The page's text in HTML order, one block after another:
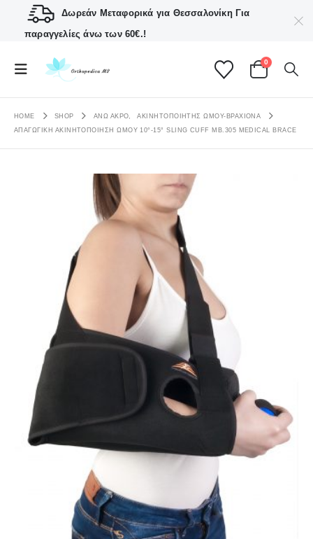
Δωρεάν Μεταφορικά για ΘεσσαλονίκηΓια
παραγγελίες άνω των 60€.!
0
HOME SHOP ΑΝΩ ΑΚΡΟ,
ΑΚΙΝΗΤΟΠΟΙΗΤΉΣ ΏΜΟΥ-ΒΡΑΧΊΟΝΑ
ΑΠΑΓΩΓΙΚΉ ΑΚΙΝΗΤΟΠΟΊΗΣΗ ΏΜΟΥ 10°-15° SLING CUFF ΜΒ.305 MEDICAL BRACE